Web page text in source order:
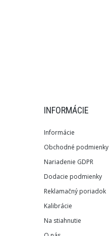
INFORMÁCIE
Informácie
Obchodné podmienky
Nariadenie GDPR
Dodacie podmienky
Reklamačný poriadok
Kalibrácie
Na stiahnutie